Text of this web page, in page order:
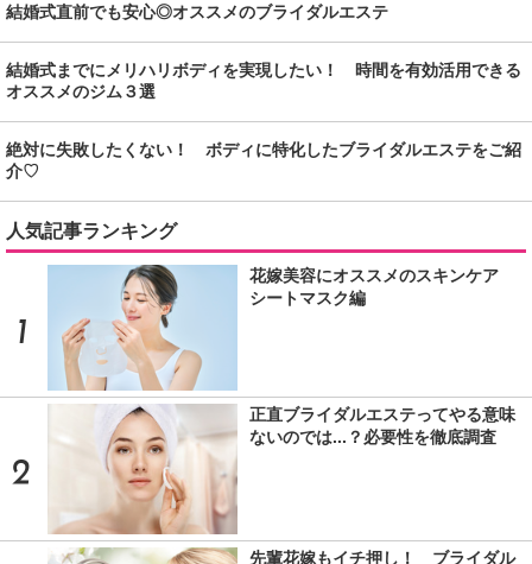
結婚式直前でも安心◎オススメのブライダルエステ
結婚式までにメリハリボディを実現したい！ 時間を有効活用できる
オススメのジム３選
絶対に失敗したくない！ ボディに特化したブライダルエステをご紹
介♡
人気記事ランキング
花嫁美容にオススメのスキンケア
シートマスク編
正直ブライダルエステってやる意味
ないのでは...？必要性を徹底調査
先輩花嫁もイチ押し！ ブライダル